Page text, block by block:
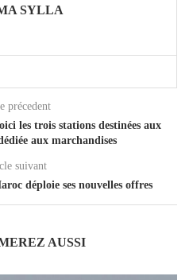
SYLLA
précedent
les trois stations destinées aux
aux marchandises
suivant
déploie ses nouvelles offres
AUSSI